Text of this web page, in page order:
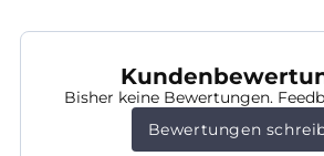
Bisher keine Bewertungen.
Bewertungen